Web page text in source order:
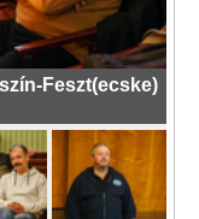
Feszt(ecske)